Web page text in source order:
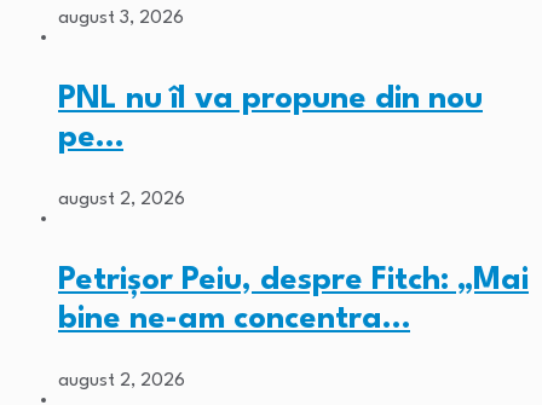
august 3, 2026
PNL nu îl va propune din nou
pe…
august 2, 2026
Petrișor Peiu, despre Fitch: „Mai
bine ne-am concentra…
august 2, 2026